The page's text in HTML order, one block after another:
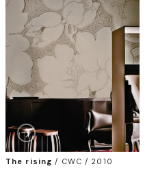
The rising / CWC / 2010